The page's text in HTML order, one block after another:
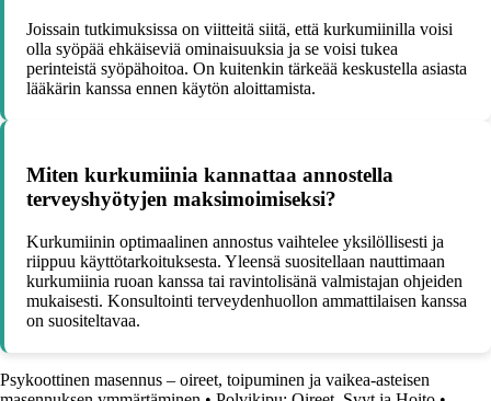
Joissain tutkimuksissa on viitteitä siitä, että kurkumiinilla voisi
olla syöpää ehkäiseviä ominaisuuksia ja se voisi tukea
perinteistä syöpähoitoa. On kuitenkin tärkeää keskustella asiasta
lääkärin kanssa ennen käytön aloittamista.
Miten kurkumiinia kannattaa annostella
terveyshyötyjen maksimoimiseksi?
Kurkumiinin optimaalinen annostus vaihtelee yksilöllisesti ja
riippuu käyttötarkoituksesta. Yleensä suositellaan nauttimaan
kurkumiinia ruoan kanssa tai ravintolisänä valmistajan ohjeiden
mukaisesti. Konsultointi terveydenhuollon ammattilaisen kanssa
on suositeltavaa.
Psykoottinen masennus – oireet, toipuminen ja vaikea-asteisen